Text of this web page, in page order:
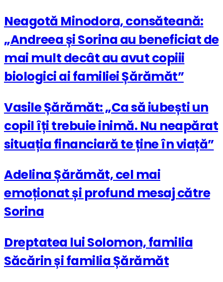
Neagotă Minodora, consăteană:
„Andreea și Sorina au beneficiat de
mai mult decât au avut copiii
biologici ai familiei Șărămăt”
Vasile Șărămăt: „Ca să iubești un
copil îți trebuie inimă. Nu neapărat
situația financiară te ține în viață”
Adelina Șărămăt, cel mai
emoționat și profund mesaj către
Sorina
Dreptatea lui Solomon, familia
Săcărin și familia Șărămăt